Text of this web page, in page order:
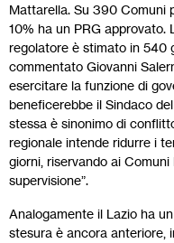
Mattarella. Su 390 Comuni
10% ha un PRG approvato.
regolatore è stimato in 540
commentato Giovanni
esercitare la funzione di
beneficerebbe il Sindaco
stessa è sinonimo di
regionale intende ridurre i
giorni, riservando ai
supervisione”.
Analogamente il Lazio ha
stesura è ancora anteriore,